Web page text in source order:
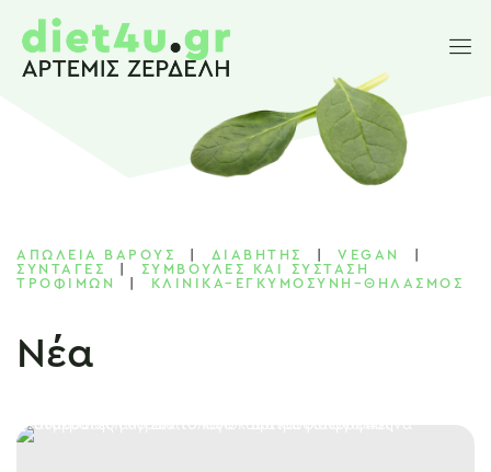
ΑΠΩΛΕΙΑ ΒΑΡΟΥΣ ΔΙΑΒΗΤΗΣ VEGAN
ΣΥΝΤΑΓΕΣ
ΣΥΜΒΟΥΛΈΣ ΚΑΙ ΣΥΣΤΑΣΗ
ΤΡΟΦΙΜΩΝ
ΚΛΙΝΙΚΑ–ΕΓΚΥΜΟΣΥΝΗ–ΘΗΛΑΣΜΟΣ
Νέα